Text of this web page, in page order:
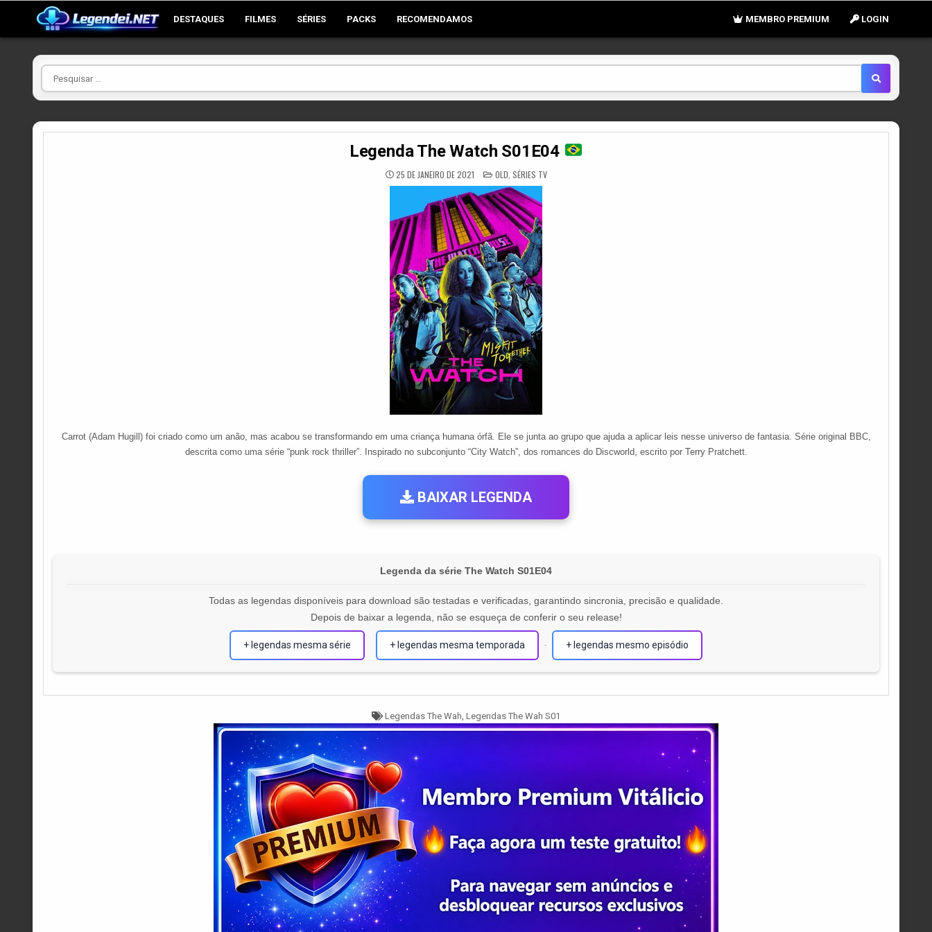
DESTAQUES FILMES SÉRIES PACKS RECOMENDAMOS LOGIN
MEMBRO PREMIUM
Pesquisar
por
Legenda The Watch S01E04
25 DE JANEIRO DE 2021 POSTED
IN
OLD SÉRIES TV
Carrot (Adam Hugill) foi criado como um anão, mas acabou se transformando em uma criança humana órfã. Ele se junta ao grupo que ajuda a aplicar leis nesse universo de fantasia. Série original BBC,
descrita como uma série “punk rock thriller”. Inspirado no subconjunto “City Watch”, dos romances do Discworld, escrito por Terry Pratchett.
BAIXAR LEGENDA
Legenda da série The Watch S01E04
Todas as legendas disponíveis para download são testadas e verificadas, garantindo sincronia, precisão e qualidade.
Depois de baixar a legenda, não se esqueça de conferir o seu release!
+ legendas mesma série + legendas mesma temporada · + legendas mesmo episódio
Tagged
Legendas The Wah Legendas The Wah S01